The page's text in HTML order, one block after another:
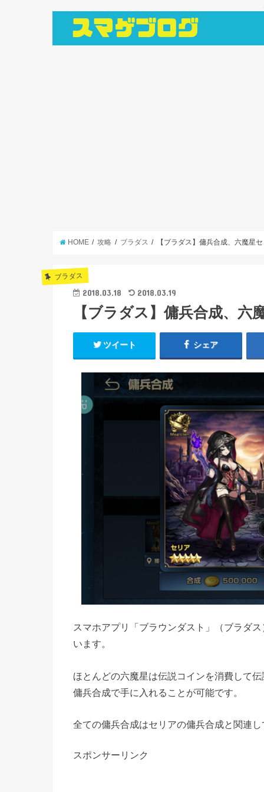
HOME 攻略 ブラダス 【ブラダス】傭兵合成、六魔星
ブラダス
2018.03.18 2018.03.19
【ブラダス】傭兵合成、
ツイート シェア
スマホアプリ「ブラウンダスト」（ブラダ
います。
ほとんどの六魔星は伝説コインを消費して
傭兵合成で手に入れることが可能です。
全ての傭兵合成はセリアの傭兵合成と関連
スポンサーリンク